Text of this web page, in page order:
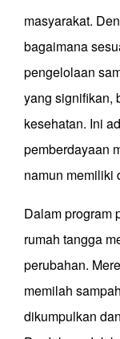
masyarakat.
bagaimana
pengelolaan
yang signifikan,
kesehatan. Ini
pemberdayaan
namun memiliki
Dalam program
rumah tangga
perubahan.
memilah
dikumpulkan